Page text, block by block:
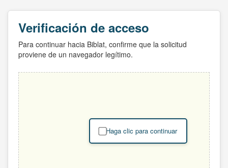
Verificación de acceso
Para continuar hacia Biblat, confirme que la solicitud
proviene de un navegador legítimo.
Haga clic para continuar